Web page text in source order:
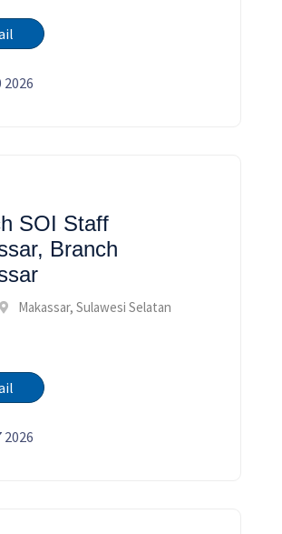
2026
SOI Staff
Branch
Makassar, Sulawesi Selatan
2026